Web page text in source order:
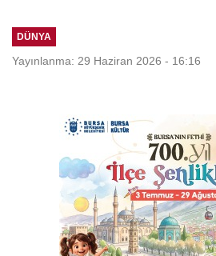
DÜNYA
Yayınlanma: 29 Haziran 2026 - 16:16